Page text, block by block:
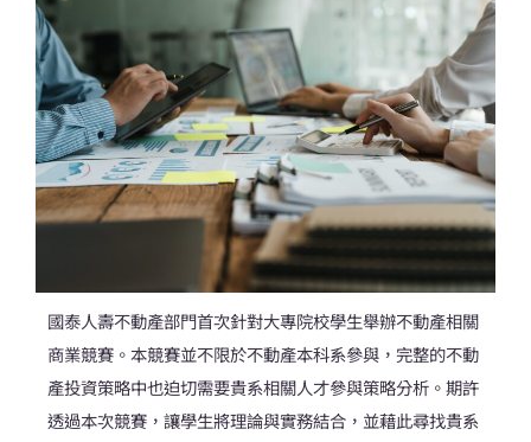
國泰人壽不動產部門首次針對大專院校學生舉辦不動產相關
商業競賽。本競賽並不限於不動產本科系參與，完整的不動
產投資策略中也迫切需要貴系相關人才參與策略分析。期許
透過本次競賽，讓學生將理論與實務結合，並藉此尋找貴系